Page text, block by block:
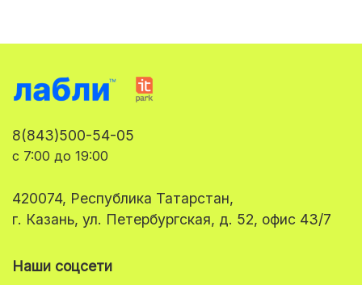
8(843)500-54-05
с 7:00 до 19:00
420074, Республика Татарстан,
г. Казань, ул. Петербургская, д. 52, офис 43/7
Наши соцсети